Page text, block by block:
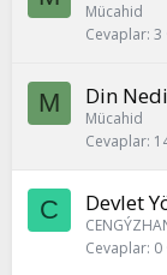
Mücahid
Cevaplar 3
M Din
Mücahid
Cevaplar
C Devlet
Cevaplar 0